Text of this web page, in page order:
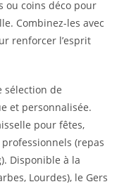
ou coins déco pour
Combinez-les avec
renforcer l’esprit
sélection de
et personnalisée.
pour fêtes,
(repas
Disponible à la
Lourdes), le Gers